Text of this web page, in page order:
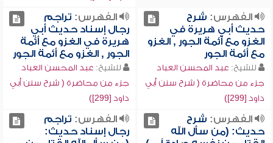
الفهرس: شرح
حديث أبي هريرة في
الغزو مع أئمة الجور , الغزو
مع أئمة الجور
للشيخ: عبد المحسن العباد
جزء من محاضرة ( شرح سنن أبي
داود [299])
الفهرس: تراجم
رجال إسناد حديث أبي
هريرة في الغزو مع أئمة
الجور , الغزو مع أئمة الجور
للشيخ: عبد المحسن العباد
جزء من محاضرة ( شرح سنن أبي
داود [299])
الفهرس: شرح
حديث: (من سأل الله
الفهرس: تراجم
رجال إسناد حديث: